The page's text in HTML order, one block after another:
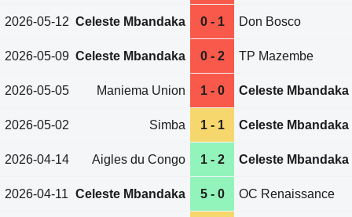
2026-05-12 Celeste Mbandaka 0 - 1 Don Bosco
2026-05-09 Celeste Mbandaka 0 - 2 TP Mazembe
2026-05-05 Maniema Union 1 - 0 Celeste Mbandaka
2026-05-02 Simba 1 - 1 Celeste Mbandaka
2026-04-14 Aigles du Congo 1 - 2 Celeste Mbandaka
2026-04-11 Celeste Mbandaka 5 - 0 OC Renaissance